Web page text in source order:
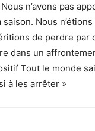
n’avons pas
Nous
de perdre par
dans un
Tout le monde
à les arrêter »